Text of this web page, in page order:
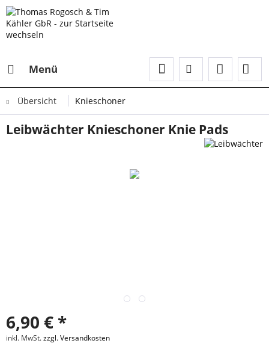
Menü
Übersicht Knieschoner
Leibwächter Knieschoner Knie Pads
6,90 € *
inkl. MwSt.zzgl. Versandkosten